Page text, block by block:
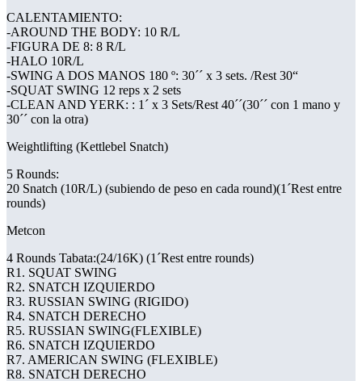
CALENTAMIENTO:
-AROUND THE BODY: 10 R/L
-FIGURA DE 8: 8 R/L
-HALO 10R/L
-SWING A DOS MANOS 180 º: 30´´ x 3 sets. /Rest 30“
-SQUAT SWING 12 reps x 2 sets
-CLEAN AND YERK: : 1´ x 3 Sets/Rest 40´´(30´´ con 1 mano y
30´´ con la otra)
Weightlifting (Kettlebel Snatch)
5 Rounds:
20 Snatch (10R/L) (subiendo de peso en cada round)(1´Rest entre
rounds)
Metcon
4 Rounds Tabata:(24/16K) (1´Rest entre rounds)
R1. SQUAT SWING
R2. SNATCH IZQUIERDO
R3. RUSSIAN SWING (RIGIDO)
R4. SNATCH DERECHO
R5. RUSSIAN SWING(FLEXIBLE)
R6. SNATCH IZQUIERDO
R7. AMERICAN SWING (FLEXIBLE)
R8. SNATCH DERECHO